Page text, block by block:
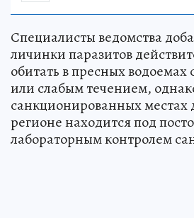
Специалисты ведомства
личинки паразитов
обитать в пресных водоемах
или слабым течением,
санкционированных местах
регионе находится под
лабораторным контролем